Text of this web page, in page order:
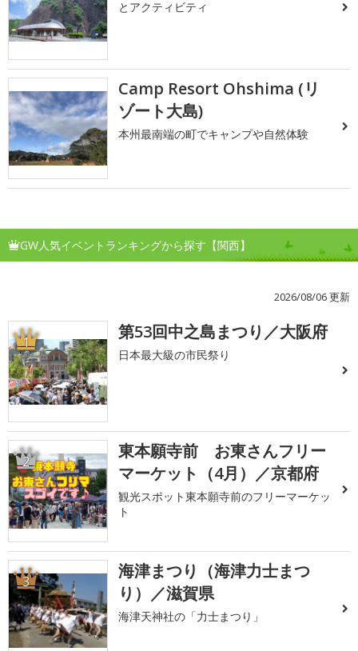
とアクティビティ
Camp Resort Ohshima (リ
ゾート大島)
本州最南端の町でキャンプや自然体験
GW人気イベントランキングから探す【関西】
2026/08/06 更新
1 第53回中之島まつり／大阪府
日本最大級の市民祭り
2
東本願寺前 お東さんフリー
マーケット（4月）／京都府
観光スポット東本願寺前のフリーマーケッ
ト
3
海津まつり（海津力士まつ
り）／滋賀県
海津天神社の「力士まつり」